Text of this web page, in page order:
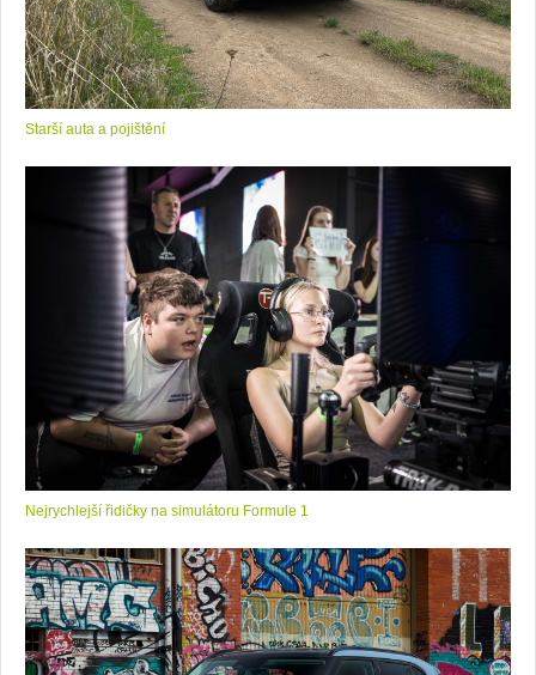
Starší auta a pojištění
Nejrychlejší řidičky na simulátoru Formule 1